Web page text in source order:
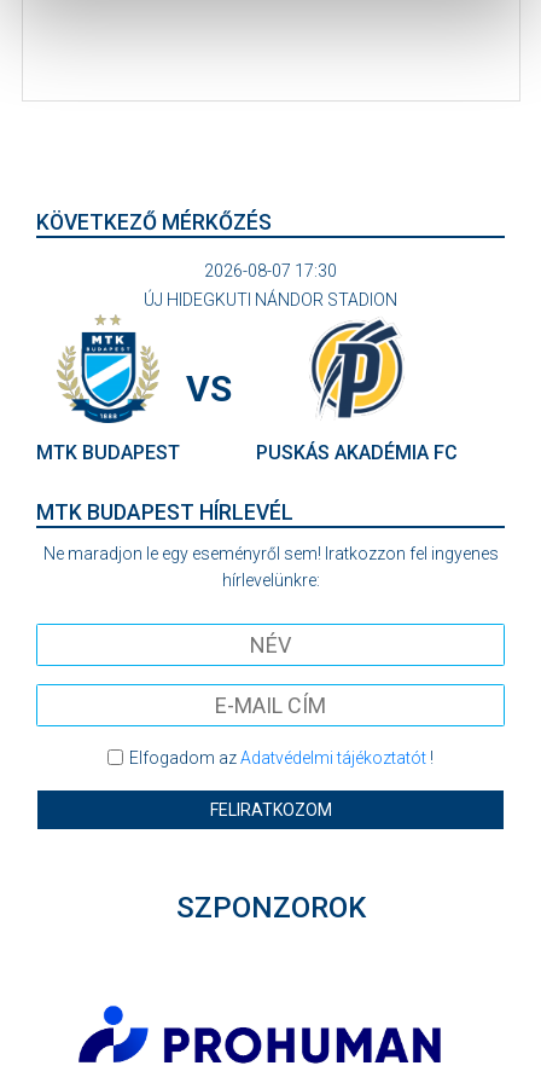
KÖVETKEZŐ MÉRKŐZÉS
2026-08-07 17:30
ÚJ HIDEGKUTI NÁNDOR STADION
MTK BUDAPEST
VS
PUSKÁS AKADÉMIA FC
MTK BUDAPEST HÍRLEVÉL
Ne maradjon le egy eseményről sem! Iratkozzon fel ingyenes
hírlevelünkre:
Elfogadom azAdatvédelmi tájékoztatót!
FELIRATKOZOM
SZPONZOROK